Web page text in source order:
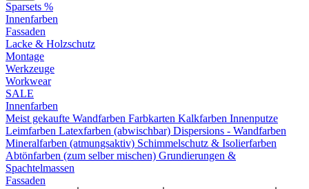
Sparsets %
Innenfarben
Fassaden
Lacke & Holzschutz
Montage
Werkzeuge
Workwear
SALE
Innenfarben
Meist gekaufte Wandfarben Farbkarten Kalkfarben Innenputze
Leimfarben Latexfarben (abwischbar) Dispersions - Wandfarben
Mineralfarben (atmungsaktiv) Schimmelschutz & Isolierfarben
Abtönfarben (zum selber mischen) Grundierungen &
Spachtelmassen
Fassaden